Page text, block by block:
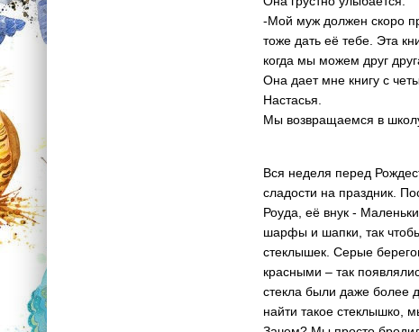
-Мой муж должен скоро
тоже дать её тебе. Эта
когда мы можем друг
Она дает мне книгу с
Настасья.
Мы возвращаемся в
Вся неделя перед
сладости на праздник.
Роуда, её внук -
шарфы и шапки, так
стеклышек. Серые
красными – так
стекла были даже более
найти такое стеклышко,